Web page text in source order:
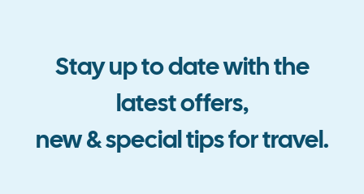
Stay up to date with the
latest offers,
new & special tips for travel .